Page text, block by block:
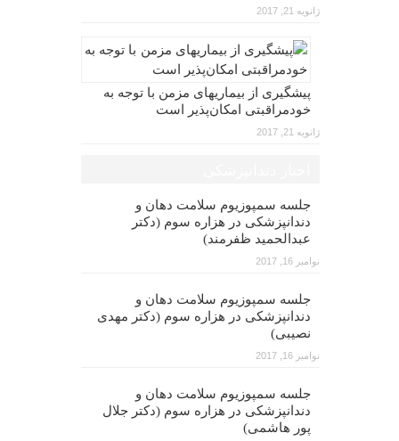
ژانویه 21, 2017
پیشگیری از بیماریهای مزمن با توجه به
خودمراقبتی امکان‌پذیر است
ژانویه 21, 2017
جلسه سمپوزیوم سلامت دهان و
دندانپزشکی در هزاره سوم (دکتر
عبدالحمید ظفرمند)
نوامبر 16, 2017
جلسه سمپوزیوم سلامت دهان و
دندانپزشکی در هزاره سوم (دکتر مهدی
نصیبی)
نوامبر 16, 2017
جلسه سمپوزیوم سلامت دهان و
دندانپزشکی در هزاره سوم (دکتر جلال
پور هاشمی)